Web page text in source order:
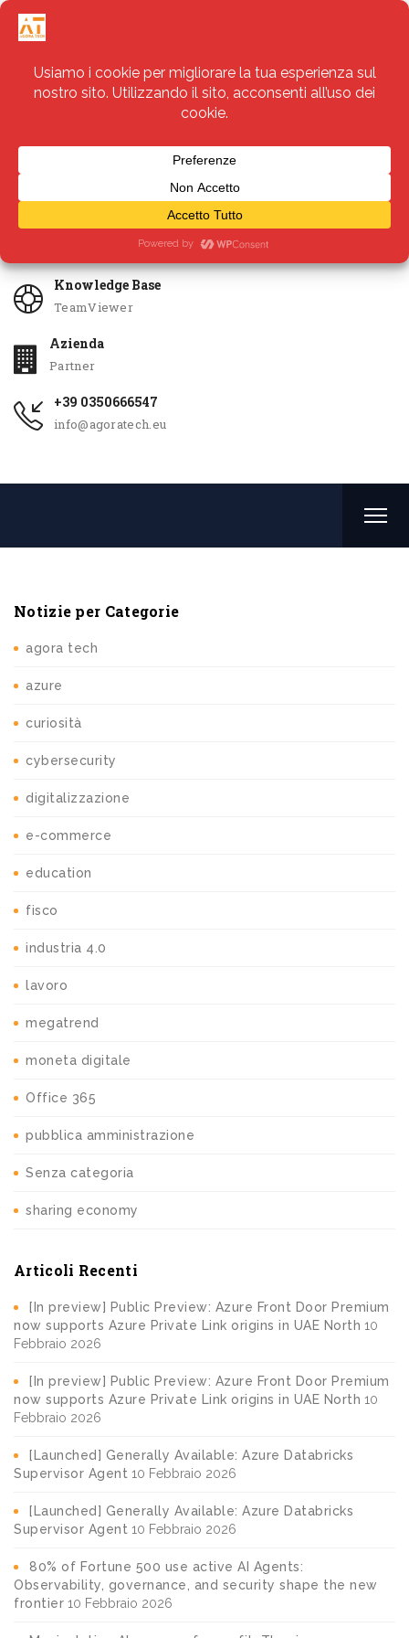
Servizi
Knowledge Base
TeamViewer
Azienda
Partner
+39 0350666547
info@agoratech.eu
Notizie per Categorie
agora tech
azure
curiosità
cybersecurity
digitalizzazione
e-commerce
education
fisco
industria 4.0
lavoro
megatrend
moneta digitale
Office 365
pubblica amministrazione
Senza categoria
sharing economy
Articoli Recenti
[In preview] Public Preview: Azure Front Door Premium
now supports Azure Private Link origins in UAE North 10
Febbraio 2026
[In preview] Public Preview: Azure Front Door Premium
now supports Azure Private Link origins in UAE North 10
Febbraio 2026
[Launched] Generally Available: Azure Databricks
Supervisor Agent 10 Febbraio 2026
[Launched] Generally Available: Azure Databricks
Supervisor Agent 10 Febbraio 2026
80% of Fortune 500 use active AI Agents:
Observability, governance, and security shape the new
frontier 10 Febbraio 2026